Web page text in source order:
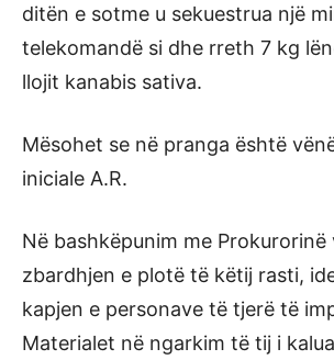
ditën e sotme u sekuestrua një
telekomandë si dhe rreth 7 kg
llojit kanabis sativa.
Mësohet se në pranga është
iniciale A.R.
Në bashkëpunim me
zbardhjen e plotë të këtij rasti,
kapjen e personave të tjerë të
Materialet në ngarkim të tij i